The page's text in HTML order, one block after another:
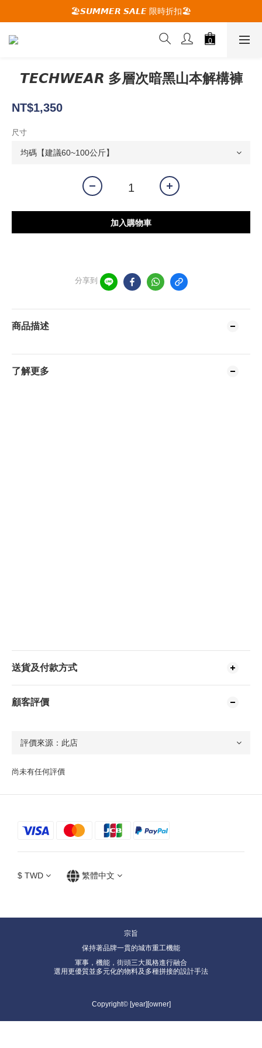
🚚夏季活動期間 滿2000限時免運🚚
🏖️𝙎𝙐𝙈𝙈𝙀𝙍 𝙎𝘼𝙇𝙀 限時折扣🏖️
🕋 𝙐𝙋 𝙏𝙊 𝟮𝟬% 𝙊𝙁𝙁 "立即領取折扣
𝙏𝙀𝘾𝙃𝙒𝙀𝘼𝙍 多層次暗黑山本解構褲
NT$1,350
尺寸
加入購物車
分享到
商品描述
了解更多
送貨及付款方式
顧客評價
尚未有任何評價
$ TWD 繁體中文
宗旨
保持著品牌一貫的城市重工機能
軍事，機能，街頭三大風格進行融合
選用更優質並多元化的物料及多種拼接的設計手法
Copyright© [year][owner]